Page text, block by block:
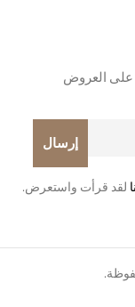
على العروض
لقد قرأت واستعرض.